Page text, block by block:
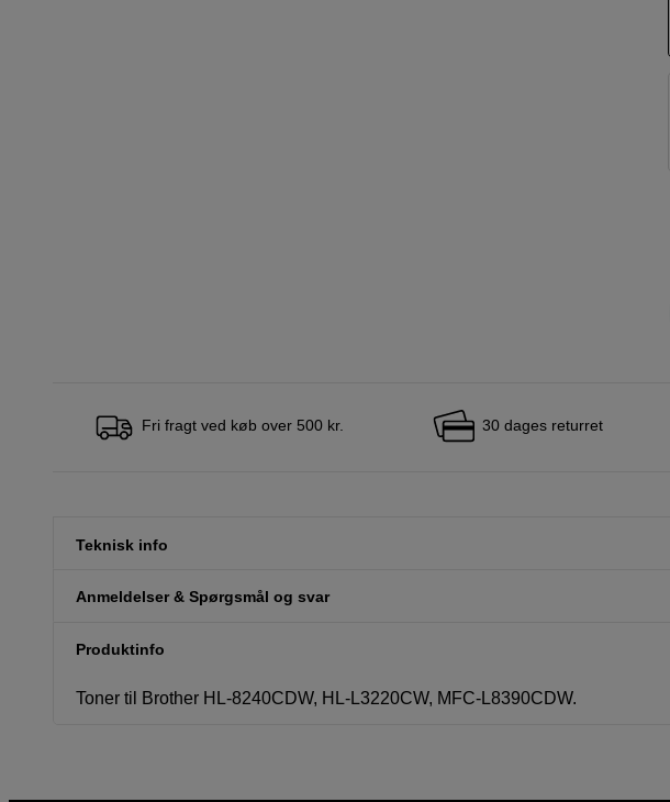
Fri fragt ved køb over 500 kr. 30 dages returret
Teknisk info
Anmeldelser & Spørgsmål og svar
Produktinfo
Toner til Brother HL-8240CDW, HL-L3220CW, MFC-L8390CDW.